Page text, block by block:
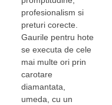
profesionalism si
preturi corecte.
Gaurile pentru hote
se executa de cele
mai multe ori prin
carotare
diamantata,
umeda, cu un